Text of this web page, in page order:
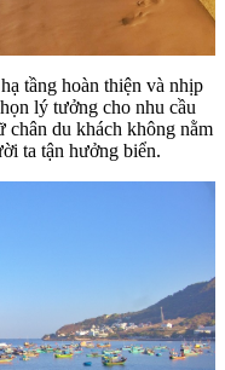
tầng hoàn thiện và nhịp
lý tưởng cho nhu cầu
chân du khách không nằm
ta tận hưởng biển.